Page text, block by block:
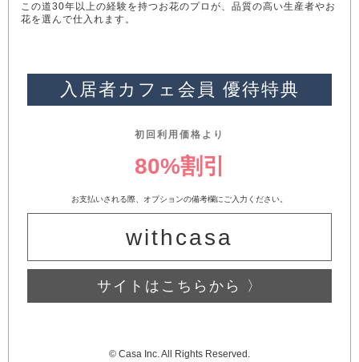
この道30年以上の経験を持つお花のプロが、品質の高い生産者やお
花を選んで仕入れます。
入居者カフェ会員 優待特典
初回利用価格より
80%割引
お支払いされる際、オプションの備考欄にご入力ください。
withcasa
サイトはこちらから 〉
© Casa Inc. All Rights Reserved.